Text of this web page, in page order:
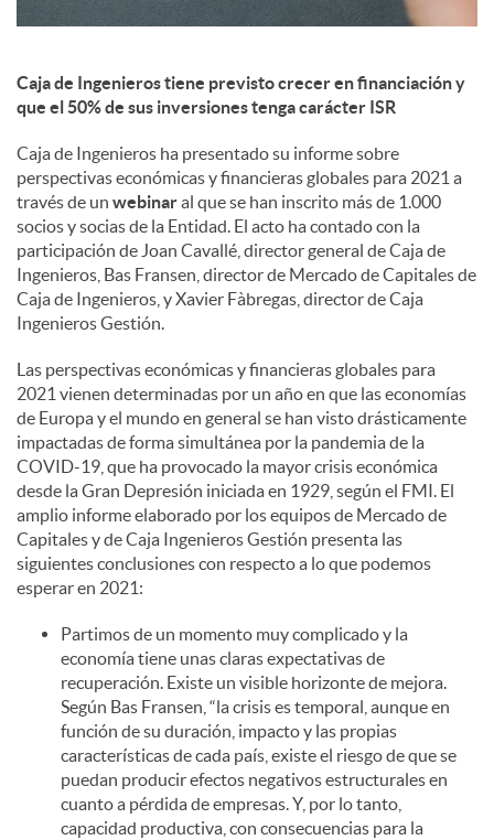
i
d
o
s
Caja de Ingenieros tiene previsto crecer en financiación y
que el 50% de sus inversiones tenga carácter ISR
Caja de Ingenieros ha presentado su informe sobre
perspectivas económicas y financieras globales para 2021 a
través de un webinaral que se han inscrito más de 1.000
socios y socias de la Entidad. El acto ha contado con la
participación de Joan Cavallé, director general de Caja de
Ingenieros, Bas Fransen, director de Mercado de Capitales de
Caja de Ingenieros, y Xavier Fàbregas, director de Caja
Ingenieros Gestión.
Las perspectivas económicas y financieras globales para
2021 vienen determinadas por un año en que las economías
de Europa y el mundo en general se han visto drásticamente
impactadas de forma simultánea por la pandemia de la
COVID-19, que ha provocado la mayor crisis económica
desde la Gran Depresión iniciada en 1929, según el FMI. El
amplio informe elaborado por los equipos de Mercado de
Capitales y de Caja Ingenieros Gestión presenta las
siguientes conclusiones con respecto a lo que podemos
esperar en 2021:
Partimos de un momento muy complicado y la
economía tiene unas claras expectativas de
recuperación. Existe un visible horizonte de mejora.
Según Bas Fransen, “la crisis es temporal, aunque en
función de su duración, impacto y las propias
características de cada país, existe el riesgo de que se
puedan producir efectos negativos estructurales en
cuanto a pérdida de empresas. Y, por lo tanto,
capacidad productiva, con consecuencias para la